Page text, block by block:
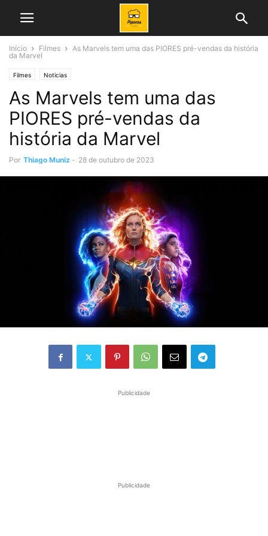
Início Filmes
As Marvels tem uma das PIORES pré-vendas da história
da Marvel
Filmes Noticias
As Marvels tem uma das
PIORES pré-vendas da
história da Marvel
Por Thiago Muniz - 28 de outubro de 2023
Publicidade
Publicidade